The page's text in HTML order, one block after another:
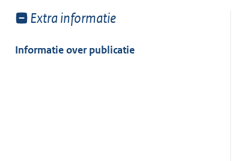
Toon
van:
Extra informatie
Informatie over publicatie